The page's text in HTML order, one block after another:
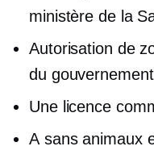
ministère de la
Autorisation de
du
Une licence
A sans animaux